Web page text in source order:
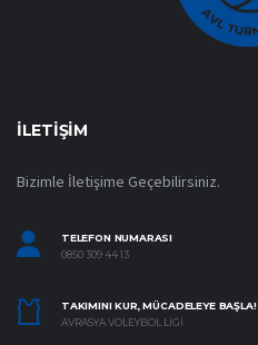
İLETIŞIM
Bizimle İletişime Geçebilirsiniz.
TELEFON NUMARASI
0850 309 44 13
TAKIMINI KUR, MÜCADELEYE BAŞLA!
AVRASYA VOLEYBOL LIGI